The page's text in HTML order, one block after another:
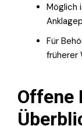
Möglich
Für
früherer
Offene